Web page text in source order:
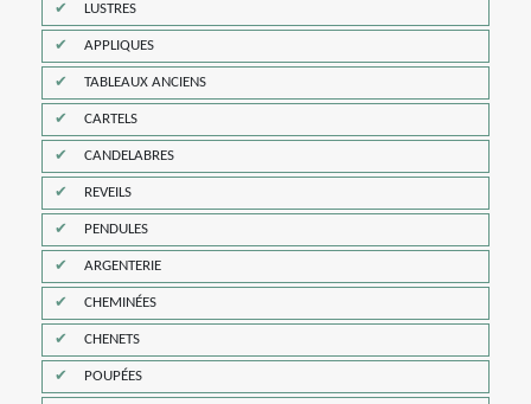
LUSTRES
APPLIQUES
TABLEAUX ANCIENS
CARTELS
CANDELABRES
REVEILS
PENDULES
ARGENTERIE
CHEMINÉES
CHENETS
POUPÉES